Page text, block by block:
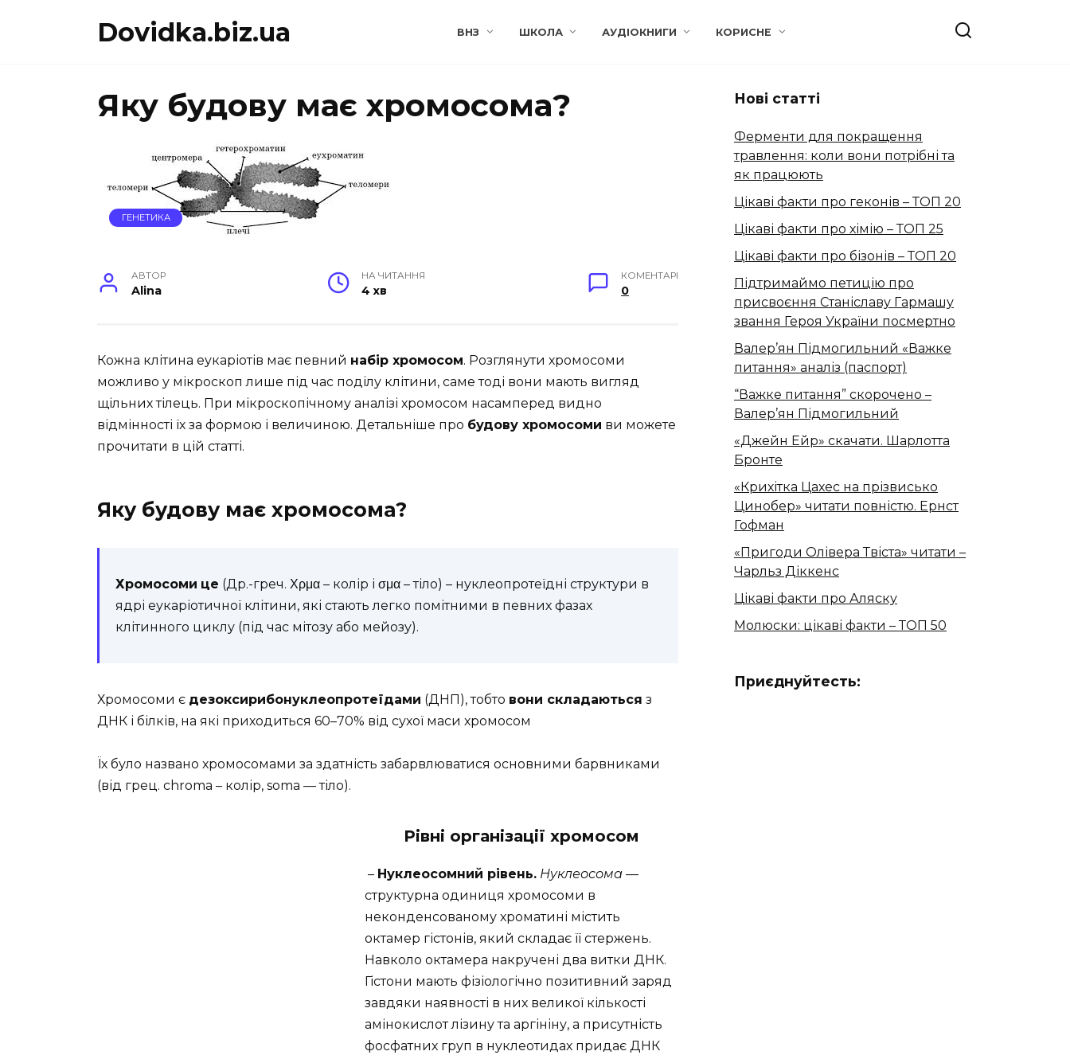
Dovidka.biz.ua ВНЗ ШКОЛА АУДІОКНИГИ КОРИСНЕ
Яку будову має хромосома?
ГЕНЕТИКА
АВТОР
Alina
НА ЧИТАННЯ
4 хв
КОМЕНТАРІ
0
Кожна клітина еукаріотів має певний набір хромосом. Розглянути хромосоми
можливо у мікроскоп лише під час поділу клітини, саме тоді вони мають вигляд
щільних тілець. При мікроскопічному аналізі хромосом насамперед видно
відмінності їх за формою і величиною. Детальніше про будову хромосоми ви можете
прочитати в цій статті.
Яку будову має хромосома?
Хромосоми це (Др.-греч. Χρμα – колір і σμα – тіло) – нуклеопротеїдні структури в
ядрі еукаріотичної клітини, які стають легко помітними в певних фазах
клітинного циклу (під час мітозу або мейозу).
Хромосоми є дезоксирибонуклеопротеїдами (ДНП), тобто вони складаються з
ДНК і білків, на які приходиться 60–70% від сухої маси хромосом
Їх було названо хромосомами за здатність забарвлюватися основними барвниками
(від грец. chroma – колір, soma — тіло).
Рівні організації хромосом
– Нуклеосомний рівень. Нуклеосома —
структурна одиниця хромосоми в
неконденсованому хроматині містить
октамер гістонів, який складає її стержень.
Навколо октамера накручені два витки ДНК.
Гістони мають фізіологічно позитивний заряд
завдяки наявності в них великої кількості
амінокислот лізину та аргініну, а присутність
фосфатних груп в нуклеотидах придає ДНК
Нові статті
Ферменти для покращення
травлення: коли вони потрібні та
як працюють
Цікаві факти про геконів – ТОП 20
Цікаві факти про хімію – ТОП 25
Цікаві факти про бізонів – ТОП 20
Підтримаймо петицію про
присвоєння Станіславу Гармашу
звання Героя України посмертно
Валер’ян Підмогильний «Важке
питання» аналіз (паспорт)
“Важке питання” скорочено –
Валер’ян Підмогильний
«Джейн Ейр» скачати. Шарлотта
Бронте
«Крихітка Цахес на прізвисько
Цинобер» читати повністю. Ернст
Гофман
«Пригоди Олівера Твіста» читати –
Чарльз Діккенс
Цікаві факти про Аляску
Молюски: цікаві факти – ТОП 50
Приєднуйтесть: